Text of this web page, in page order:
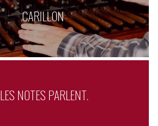
CARILLON
LES NOTES PARLENT.